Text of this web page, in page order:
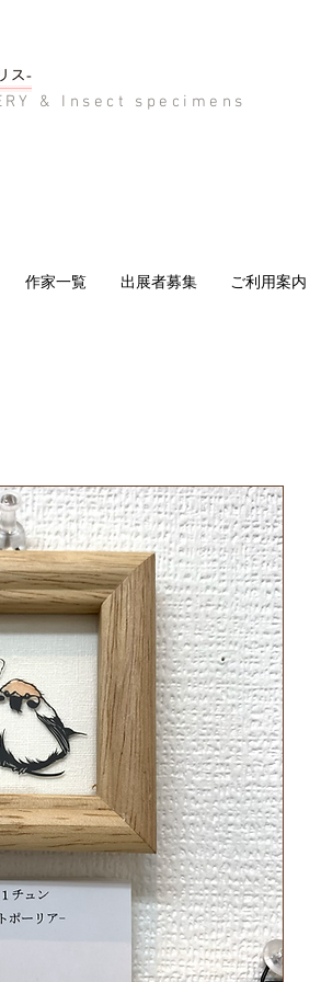
& Insect specimens
作家一覧 出展者募集 ご利用案内